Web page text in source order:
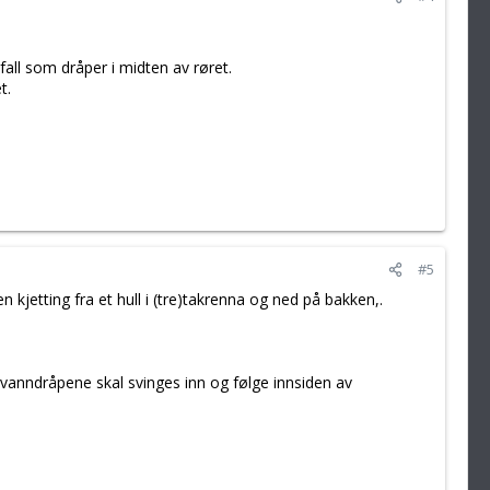
som dråper i midten av røret.
#5
kjetting fra et hull i (tre)takrenna og ned på bakken,.
skal svinges inn og følge innsiden av